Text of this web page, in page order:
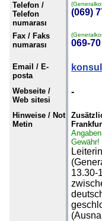
Telefon /
Telefon
numarası
(069)
Fax / Faks
numarası
069-
Email / E-
posta
Webseite /
Web sitesi
-
Hinweise / Not
Metin
Gewähr!
13.30-